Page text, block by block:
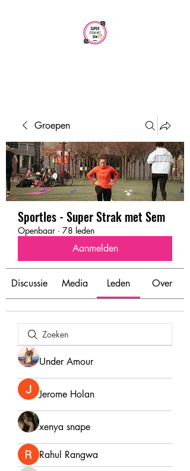
Groepen
Sportles - Super Strak met Sem
Openbaar · 78 leden
Aanmelden
Discussie Media Leden Over
Under Amour
Jerome Holan
xenya snape
Rahul Rangwa